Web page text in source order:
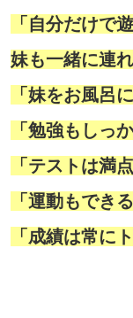
「自分だけで
妹も一緒に連
「妹をお風呂
「勉強もしっ
「テストは満
「運動もでき
「成績は常に